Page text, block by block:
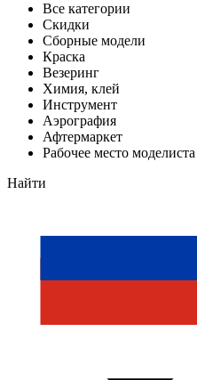
Все категории
Скидки
Сборные модели
Краска
Везеринг
Химия, клей
Инструмент
Аэрография
Афтермаркет
Рабочее место моделиста
Найти